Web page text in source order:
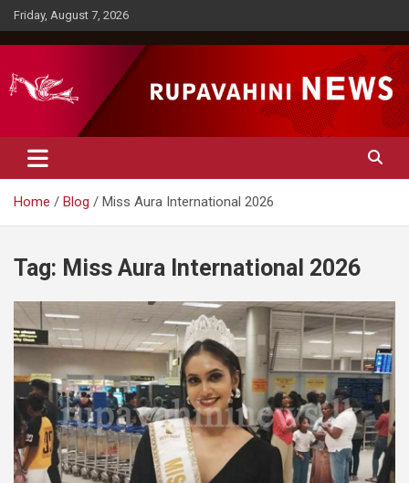
Skip
to
content
Friday, August 7, 2026
Rupavahini News
Home Blog Miss Aura International 2026
Tag: Miss Aura International 2026